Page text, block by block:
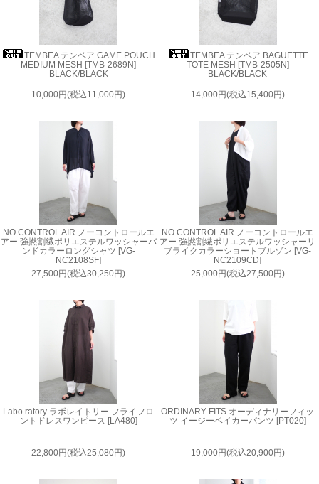
TEMBEA テンベア GAME POUCH
MEDIUM MESH [TMB-2689N]
BLACK/BLACK
10,000円(税込11,000円)
TEMBEA テンベア BAGUETTE
TOTE MESH [TMB-2505N]
BLACK/BLACK
14,000円(税込15,400円)
NO CONTROL AIR ノーコントロールエ
アー 強撚割繊ポリエステルワッシャーバ
ンドカラーロングシャツ [VG-
NC2108SF]
27,500円(税込30,250円)
NO CONTROL AIR ノーコントロールエ
アー 強撚割繊ポリエステルワッシャーリ
ブライクカラーショートブルゾン [VG-
NC2109CD]
25,000円(税込27,500円)
Labo ratory ラボレイトリー フライフロ
ントドレスワンピース [LA480]
22,800円(税込25,080円)
ORDINARY FITS オーディナリーフィッ
ツ イージーベイカーパンツ [PT020]
19,000円(税込20,900円)